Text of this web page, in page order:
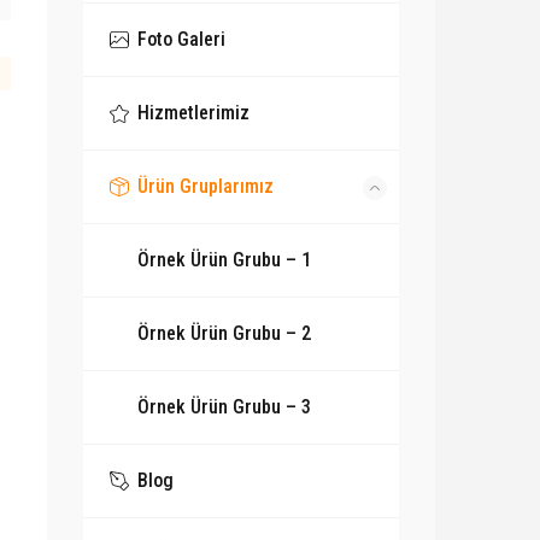
Foto Galeri
Hizmetlerimiz
Ürün Gruplarımız
Örnek Ürün Grubu – 1
Örnek Ürün Grubu – 2
Örnek Ürün Grubu – 3
Blog